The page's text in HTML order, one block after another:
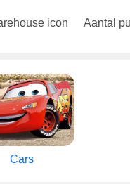
Aantal
Cars